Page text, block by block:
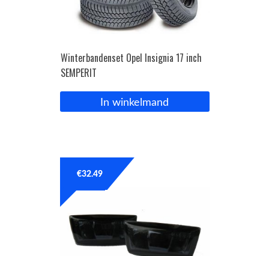
Winterbandenset Opel Insignia 17 inch
SEMPERIT
In winkelmand
€32.49